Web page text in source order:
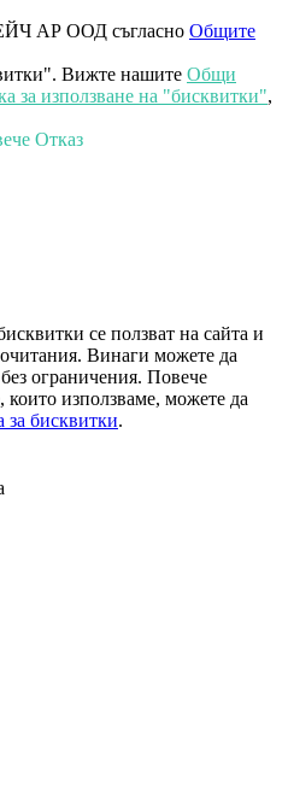
АР ООД съгласно Общите
Вижте нашите Общи
за използване на "бисквитки",
Отказ
се ползват на сайта и
Винаги можете да
ограничения. Повече
използваме, можете да
за бисквитки.